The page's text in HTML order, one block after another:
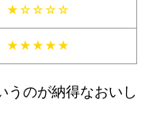
★☆☆☆☆
★★★★★
うのが納得なおいし